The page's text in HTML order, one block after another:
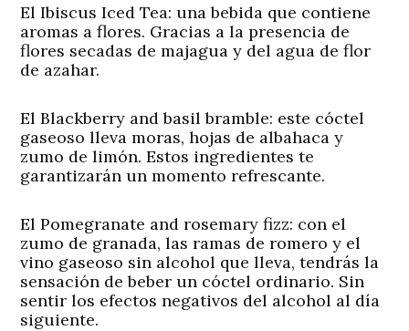
El Ibiscus Iced Tea: una bebida que contiene
aromas a flores. Gracias a la presencia de
flores secadas de majagua y del agua de flor
de azahar.
El Blackberry and basil bramble: este cóctel
gaseoso lleva moras, hojas de albahaca y
zumo de limón. Estos ingredientes te
garantizarán un momento refrescante.
El Pomegranate and rosemary fizz: con el
zumo de granada, las ramas de romero y el
vino gaseoso sin alcohol que lleva, tendrás la
sensación de beber un cóctel ordinario. Sin
sentir los efectos negativos del alcohol al día
siguiente.